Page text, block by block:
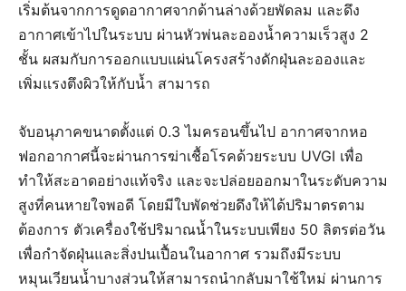
เริ่มต้นจากการดูดอากาศจากด้านล่างด้วยพัดลม และดึง
อากาศเข้าไปในระบบ ผ่านหัวพ่นละอองน้ำความเร็วสูง 2
ชั้น ผสมกับการออกแบบแผ่นโครงสร้างดักฝุ่นละอองและ
เพิ่มแรงตึงผิวให้กับน้ำ สามารถ
จับอนุภาคขนาดตั้งแต่ 0.3 ไมครอนขึ้นไป อากาศจากหอ
ฟอกอากาศนี้จะผ่านการฆ่าเชื้อโรคด้วยระบบ UVGI เพื่อ
ทำให้สะอาดอย่างแท้จริง และจะปล่อยออกมาในระดับความ
สูงที่คนหายใจพอดี โดยมีใบพัดช่วยดึงให้ได้ปริมาตรตาม
ต้องการ ตัวเครื่องใช้ปริมาณน้ำในระบบเพียง 50 ลิตรต่อวัน
เพื่อกำจัดฝุ่นและสิ่งปนเปื้อนในอากาศ รวมถึงมีระบบ
หมุนเวียนน้ำบางส่วนให้สามารถนำกลับมาใช้ใหม่ ผ่านการ